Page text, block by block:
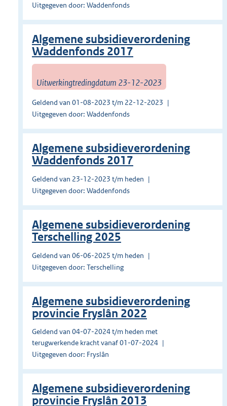
Uitgegeven door: Waddenfonds
Algemene subsidieverordening
Waddenfonds 2017
Uitwerkingtredingdatum 23-12-2023
Geldend van 01-08-2023 t/m 22-12-2023
Uitgegeven door: Waddenfonds
Algemene subsidieverordening
Waddenfonds 2017
Geldend van 23-12-2023 t/m heden
Uitgegeven door: Waddenfonds
Algemene subsidieverordening
Terschelling 2025
Geldend van 06-06-2025 t/m heden
Uitgegeven door: Terschelling
Algemene subsidieverordening
provincie Fryslân 2022
Geldend van 04-07-2024 t/m heden met
terugwerkende kracht vanaf 01-07-2024
Uitgegeven door: Fryslân
Algemene subsidieverordening
provincie Fryslân 2013